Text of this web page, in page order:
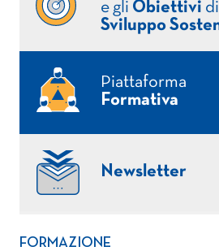
e gli Obiettivi di
Sviluppo
Piattaforma
Formativa
Newsletter
FORMAZIONE